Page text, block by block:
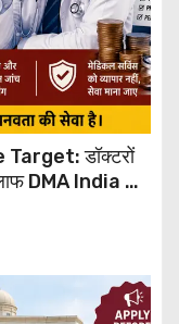
डॉक्टरों
DMA India का
मांग